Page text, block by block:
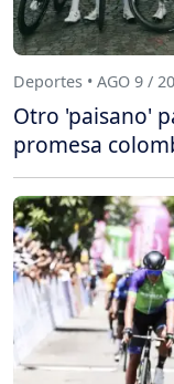
Deportes • AGO 9 /
Otro 'paisano'
promesa